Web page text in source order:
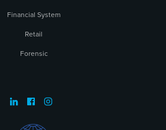
Financial System
Retail
Forensic